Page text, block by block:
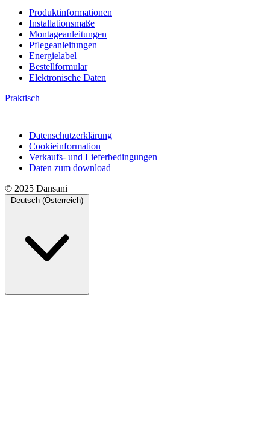
Produktinformationen
Installationsmaße
Montageanleitungen
Pflegeanleitungen
Energielabel
Bestellformular
Elektronische Daten
Praktisch
Datenschutzerklärung
Cookieinformation
Verkaufs- und Lieferbedingungen
Daten zum download
© 2025 Dansani
Deutsch (Österreich)